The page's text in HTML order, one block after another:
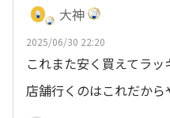
大神
2025/06/30 22:20
これまた安く買えてラッ
店舗行くのはこれだか